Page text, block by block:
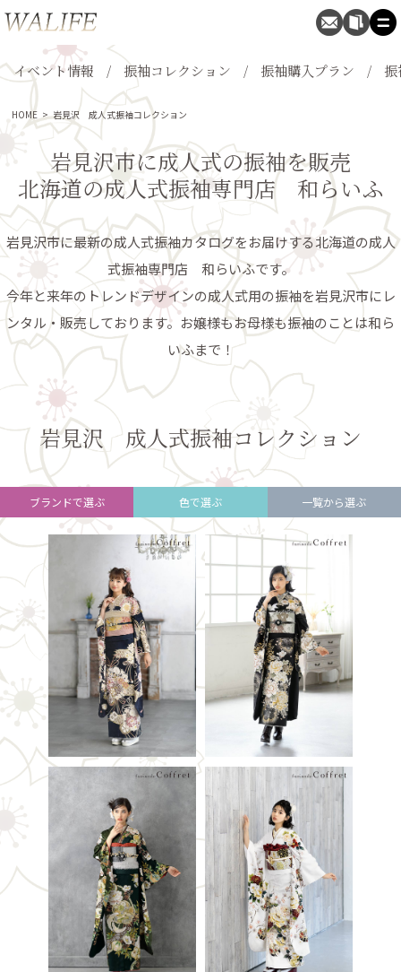
イベント情報 振袖コレクション 振袖購入プラン 振
HOME > 岩見沢 成人式振袖コレクション
岩見沢市に成人式の振袖を販売
北海道の成人式振袖専門店 和らいふ
岩見沢市に最新の成人式振袖カタログをお届けする北海道の成人
式振袖専門店 和らいふです。
今年と来年のトレンドデザインの成人式用の振袖を岩見沢市にレ
ンタル・販売しております。お嬢様もお母様も振袖のことは和ら
いふまで！
岩見沢 成人式振袖コレクション
ブランドで選ぶ 色で選ぶ 一覧から選ぶ